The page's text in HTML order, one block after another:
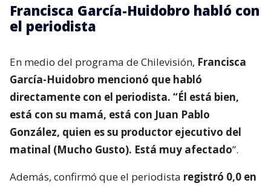
Francisca García-Huidobro habló con
el periodista
En medio del programa de Chilevisión, Francisca
García-Huidobro mencionó que habló
directamente con el periodista. “Él está bien,
está con su mamá, está con Juan Pablo
González, quien es su productor ejecutivo del
matinal (Mucho Gusto). Está muy afectado”.
Además, confirmó que el periodista registró 0,0 en